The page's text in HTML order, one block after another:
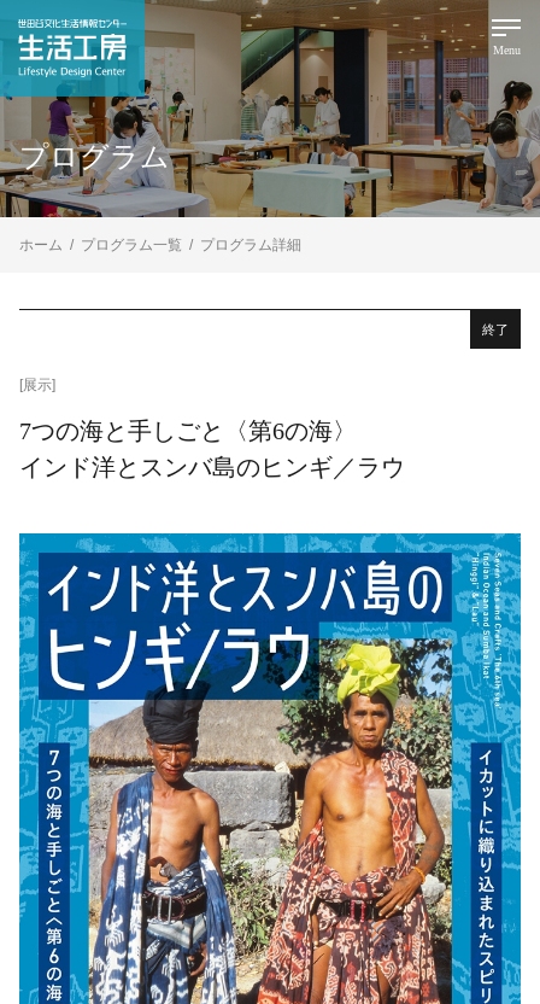
Menu
プログラム
ホーム プログラム一覧 プログラム詳細
終了
[展示]
7つの海と手しごと〈第6の海〉
インド洋とスンバ島のヒンギ／ラウ